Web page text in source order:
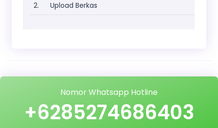
2.
Upload Berkas
Nomor Whatsapp Hotline
+6285274686403